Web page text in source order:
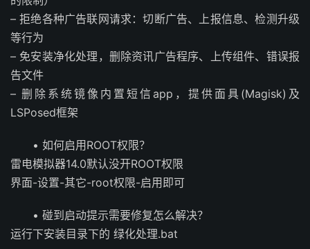
– 拒绝各种广告联网请求：切断广告、上报信息、检测升级
等行为
– 免安装净化处理，删除资讯广告程序、上传组件、错误报
告文件
– 删除系统镜像内置短信app，提供面具(Magisk)及
LSPosed框架
• 如何启用ROOT权限？
雷电模拟器14.0默认没开ROOT权限
界面-设置-其它-root权限-启用即可
• 碰到启动提示需要修复怎么解决？
运行下安装目录下的 绿化处理.bat